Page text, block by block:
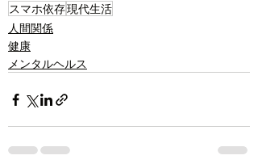
スマホ依存現代生活
人間関係
健康
メンタルヘルス